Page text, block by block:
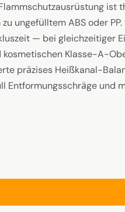
ist
ungefülltem ABS oder
— bei gleichzeitiger
Klasse-A-
präzises Heißkanal-
Entformungsschräge und